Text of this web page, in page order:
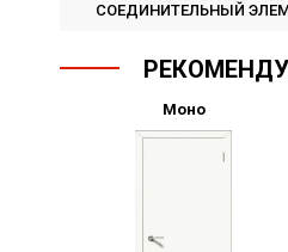
СОЕДИНИТЕЛЬНЫЙ
Моно